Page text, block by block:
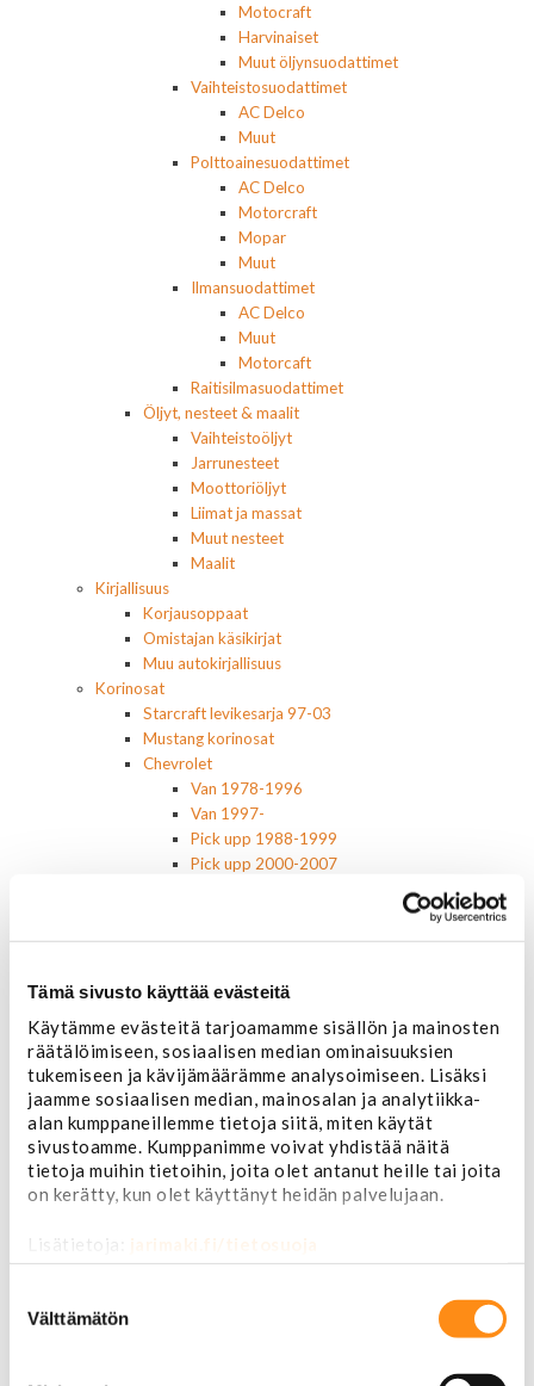
Tämä sivusto käyttää evästeitä
Käytämme evästeitä tarjoamamme sisällön ja mainosten
räätälöimiseen, sosiaalisen median ominaisuuksien
tukemiseen ja kävijämäärämme analysoimiseen. Lisäksi
jaamme sosiaalisen median, mainosalan ja analytiikka-
alan kumppaneillemme tietoja siitä, miten käytät
sivustoamme. Kumppanimme voivat yhdistää näitä
tietoja muihin tietoihin, joita olet antanut heille tai joita
on kerätty, kun olet käyttänyt heidän palvelujaan.
Lisätietoja: jarimaki.fi/tietosuoja
valinta
Välttämätön
Motocraft
Harvinaiset
Muut öljynsuodattimet
Vaihteistosuodattimet
AC Delco
Muut
Polttoainesuodattimet
AC Delco
Motorcraft
Mopar
Muut
Ilmansuodattimet
AC Delco
Muut
Motorcaft
Raitisilmasuodattimet
Öljyt, nesteet & maalit
Vaihteistoöljyt
Jarrunesteet
Moottoriöljyt
Liimat ja massat
Muut nesteet
Maalit
Kirjallisuus
Korjausoppaat
Omistajan käsikirjat
Muu autokirjallisuus
Korinosat
Starcraft levikesarja 97-03
Mustang korinosat
Chevrolet
Van 1978-1996
Van 1997-
Pick upp 1988-1999
Pick upp 2000-2007
Suburban 2000-2006
Corvette
Ford
Dodge
Chrysler
Pontiac
Buick
Jeep
Lasit, ikkunatarvikkeet
Tuulilasit
Tuulilasin pyyhkijän osat